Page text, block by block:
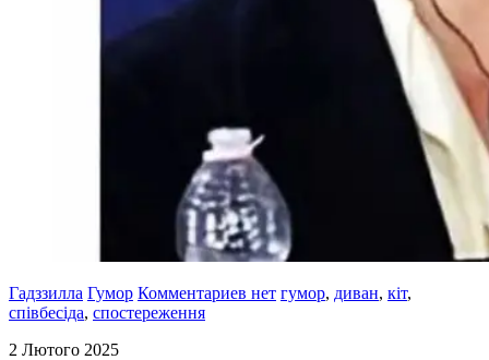
Гадззилла Гумор Комментариев нет гумор, диван, кіт,
співбесіда, спостереження
2 Лютого 2025